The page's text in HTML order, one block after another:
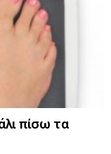
πίσω τα